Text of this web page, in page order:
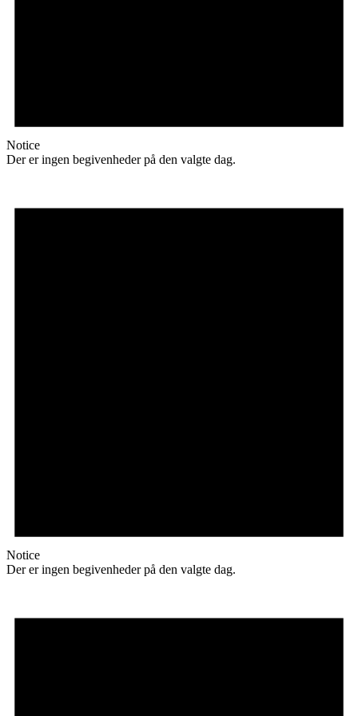
Notice
Der er ingen begivenheder på den valgte dag.
Notice
Der er ingen begivenheder på den valgte dag.